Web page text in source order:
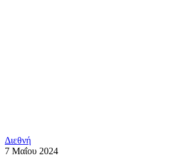
Διεθνή
7 Μαΐου 2024